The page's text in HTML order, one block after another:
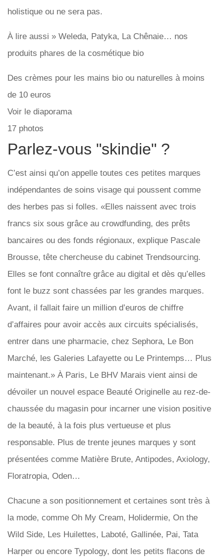
holistique ou ne sera pas.
À lire aussi » Weleda, Patyka, La Chênaie… nos
produits phares de la cosmétique bio
Des crèmes pour les mains bio ou naturelles à moins
de 10 euros
Voir le diaporama
17 photos
Parlez-vous "skindie" ?
C’est ainsi qu’on appelle toutes ces petites marques
indépendantes de soins visage qui poussent comme
des herbes pas si folles. «Elles naissent avec trois
francs six sous grâce au crowdfunding, des prêts
bancaires ou des fonds régionaux, explique Pascale
Brousse, tête chercheuse du cabinet Trendsourcing.
Elles se font connaître grâce au digital et dès qu’elles
font le buzz sont chassées par les grandes marques.
Avant, il fallait faire un million d’euros de chiffre
d’affaires pour avoir accès aux circuits spécialisés,
entrer dans une pharmacie, chez Sephora, Le Bon
Marché, les Galeries Lafayette ou Le Printemps… Plus
maintenant.» À Paris, Le BHV Marais vient ainsi de
dévoiler un nouvel espace Beauté Originelle au rez-de-
chaussée du magasin pour incarner une vision positive
de la beauté, à la fois plus vertueuse et plus
responsable. Plus de trente jeunes marques y sont
présentées comme Matière Brute, Antipodes, Axiology,
Floratropia, Oden…
Chacune a son positionnement et certaines sont très à
la mode, comme Oh My Cream, Holidermie, On the
Wild Side, Les Huilettes, Laboté, Gallinée, Pai, Tata
Harper ou encore Typology, dont les petits flacons de